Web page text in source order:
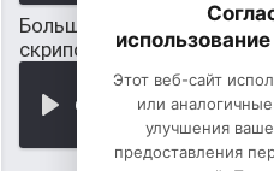
Большая дверь
скрипом
Этот веб-сайт
или
улучшения
предоставления